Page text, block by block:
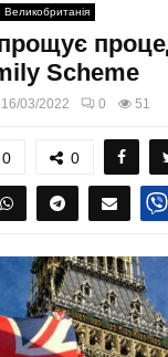
Великобританія
Scheme
16/03/2022 0 51
0 0